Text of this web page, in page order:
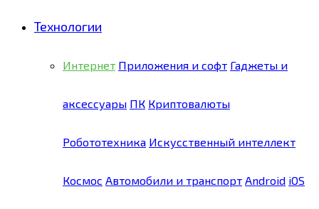
Технологии
Интернет Приложения и софт Гаджеты и
аксессуары ПК Криптовалюты
Робототехника Искусственный интеллект
Космос Автомобили и транспорт Android iOS